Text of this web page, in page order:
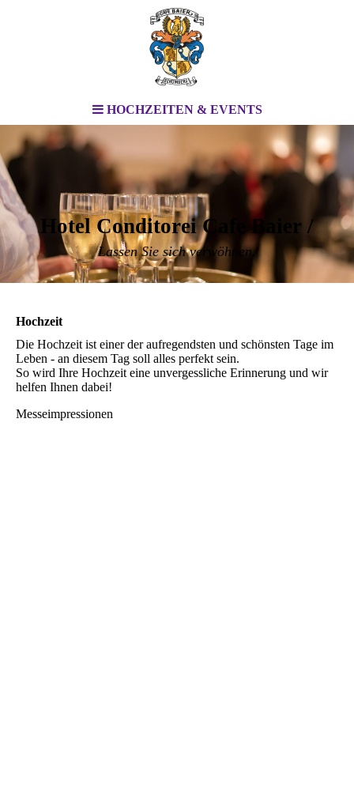
HOCHZEITEN & EVENTS
Hotel Conditorei Cafe Baier /
Lassen Sie sich verwöhnen.
Hochzeit
Die Hochzeit ist einer der aufregendsten und schönsten Tage im
Leben - an diesem Tag soll alles perfekt sein.
So wird Ihre Hochzeit eine unvergessliche Erinnerung und wir
helfen Ihnen dabei!
Messeimpressionen